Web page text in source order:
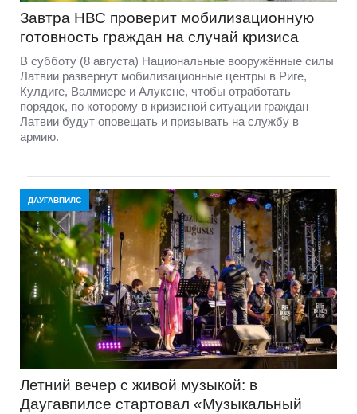
Завтра НВС проверит мобилизационную
готовность граждан на случай кризиса
В субботу (8 августа) Национальные вооружённые силы
Латвии развернут мобилизационные центры в Риге,
Кулдиге, Валмиере и Алуксне, чтобы отработать
порядок, по которому в кризисной ситуации граждан
Латвии будут оповещать и призывать на службу в
армию.
ДАУГАВПИЛС
Летний вечер с живой музыкой: в
Даугавпилсе стартовал «Музыкальный